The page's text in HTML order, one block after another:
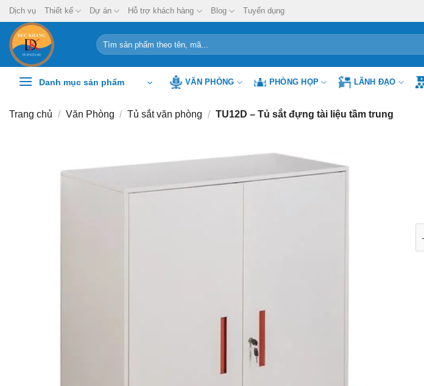
Chuyển
đến
nội
dung
Dịch vụ Thiết kế Dự án Hỗ trợ khách hàng Blog Tuyển dụng
Tìm
kiếm:
Danh mục sản phẩm VĂN PHÒNG PHÒNG HỌP LÃNH ĐẠO
Trang chủ / Văn Phòng / Tủ sắt văn phòng / TU12D – Tủ sắt đựng tài liệu tầm trung